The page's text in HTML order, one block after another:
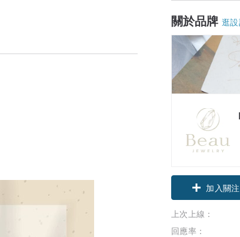
關於品牌 逛
加入關注
上次上線：
回應率：